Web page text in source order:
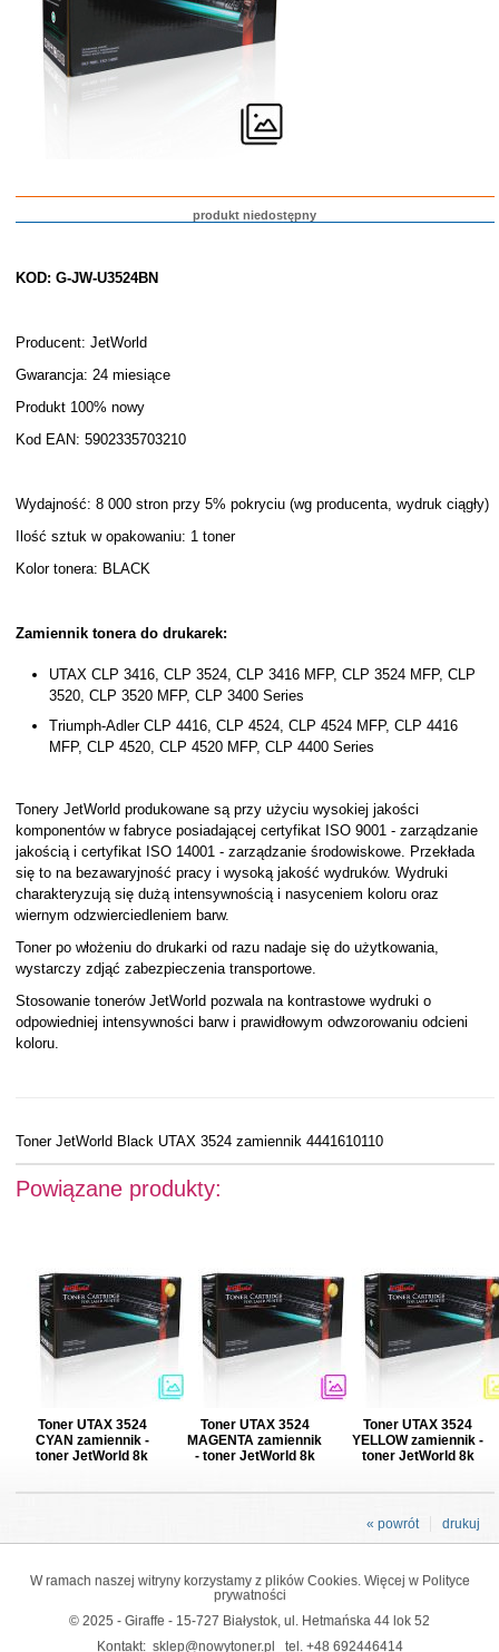
produkt niedostępny
KOD: G-JW-U3524BN
Producent: JetWorld
Gwarancja: 24 miesiące
Produkt 100% nowy
Kod EAN: 5902335703210
Wydajność: 8 000 stron przy 5% pokryciu (wg producenta, wydruk ciągły)
Ilość sztuk w opakowaniu: 1 toner
Kolor tonera: BLACK
Zamiennik tonera do drukarek:
UTAX CLP 3416, CLP 3524, CLP 3416 MFP, CLP 3524 MFP, CLP
3520, CLP 3520 MFP, CLP 3400 Series
Triumph-Adler CLP 4416, CLP 4524, CLP 4524 MFP, CLP 4416
MFP, CLP 4520, CLP 4520 MFP, CLP 4400 Series
Tonery JetWorld produkowane są przy użyciu wysokiej jakości
komponentów w fabryce posiadającej certyfikat ISO 9001 - zarządzanie
jakością i certyfikat ISO 14001 - zarządzanie środowiskowe. Przekłada
się to na bezawaryjność pracy i wysoką jakość wydruków. Wydruki
charakteryzują się dużą intensywnością i nasyceniem koloru oraz
wiernym odzwierciedleniem barw.
Toner po włożeniu do drukarki od razu nadaje się do użytkowania,
wystarczy zdjąć zabezpieczenia transportowe.
Stosowanie tonerów JetWorld pozwala na kontrastowe wydruki o
odpowiedniej intensywności barw i prawidłowym odwzorowaniu odcieni
koloru.
Toner JetWorld Black UTAX 3524 zamiennik 4441610110
Powiązane produkty:
Toner UTAX 3524
CYAN zamiennik -
toner JetWorld 8k
Toner UTAX 3524
MAGENTA zamiennik
- toner JetWorld 8k
Toner UTAX 3524
YELLOW zamiennik -
toner JetWorld 8k
drukuj
« powrót
W ramach naszej witryny korzystamy z plików Cookies. Więcej w Polityce
prywatności
© 2025 - Giraffe - 15-727 Białystok, ul. Hetmańska 44 lok 52
Kontakt: sklep@nowytoner.pl tel. +48 692446414